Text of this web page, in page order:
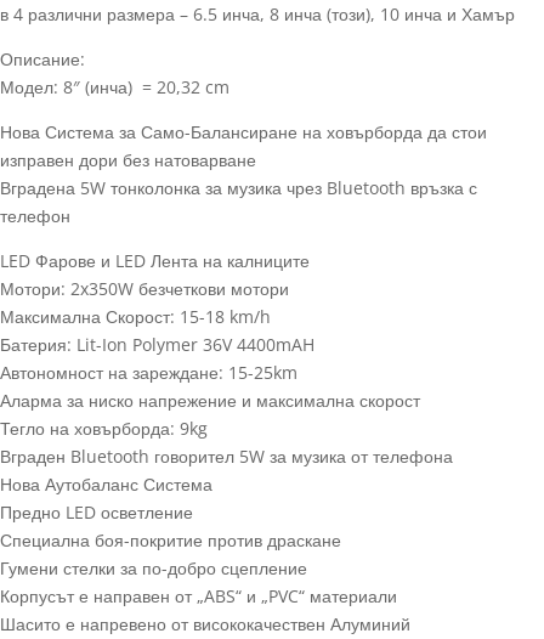
в 4 различни размера – 6.5 инча, 8 инча (този), 10 инча и Хамър
Описание:
Модел: 8″ (инча) = 20,32 cm
Нова Система за Само-Балансиране на ховърборда да стои
изправен дори без натоварване
Вградена 5W тонколонка за музика чрез Bluetooth връзка с
телефон
LED Фарове и LED Лента на калниците
Мотори: 2x350W безчеткови мотори
Максимална Скорост: 15-18 km/h
Батерия: Lit-Ion Polymer 36V 4400mAH
Автономност на зареждане: 15-25km
Аларма за ниско напрежение и максимална скорост
Тегло на ховърборда: 9kg
Вграден Bluetooth говорител 5W за музика от телефона
Нова Аутобаланс Система
Предно LED осветление
Специална боя-покритие против драскане
Гумени стелки за по-добро сцепление
Корпусът е направен от „ABS“ и „PVC“ материали
Шасито е напревено от висококачествен Алуминий